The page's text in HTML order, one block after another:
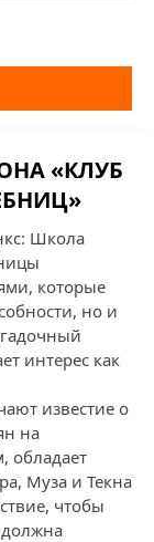
«КЛУБ
Школа
которые
но и
интерес как
известие о
на
обладает
Муза и Текна
чтобы
должна